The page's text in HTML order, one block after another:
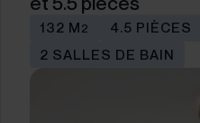
132 M2
4.5 PIÈCES
2 SALLES DE BAIN